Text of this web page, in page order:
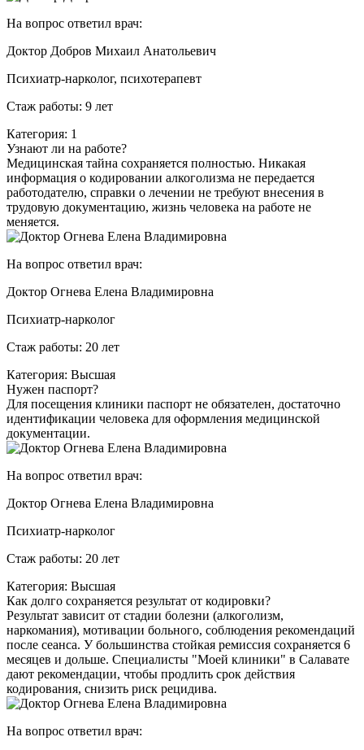
На вопрос ответил врач:
Доктор Добров Михаил Анатольевич
Психиатр-нарколог, психотерапевт
Стаж работы: 9 лет
Категория: 1
Узнают ли на работе?
Медицинская тайна сохраняется полностью. Никакая
информация о кодировании алкоголизма не передается
работодателю, справки о лечении не требуют внесения в
трудовую документацию, жизнь человека на работе не
меняется.
На вопрос ответил врач:
Доктор Огнева Елена Владимировна
Психиатр-нарколог
Стаж работы: 20 лет
Категория: Высшая
Нужен паспорт?
Для посещения клиники паспорт не обязателен, достаточно
идентификации человека для оформления медицинской
документации.
На вопрос ответил врач:
Доктор Огнева Елена Владимировна
Психиатр-нарколог
Стаж работы: 20 лет
Категория: Высшая
Как долго сохраняется результат от кодировки?
Результат зависит от стадии болезни (алкоголизм,
наркомания), мотивации больного, соблюдения рекомендаций
после сеанса. У большинства стойкая ремиссия сохраняется 6
месяцев и дольше. Специалисты "Моей клиники" в Салавате
дают рекомендации, чтобы продлить срок действия
кодирования, снизить риск рецидива.
На вопрос ответил врач: